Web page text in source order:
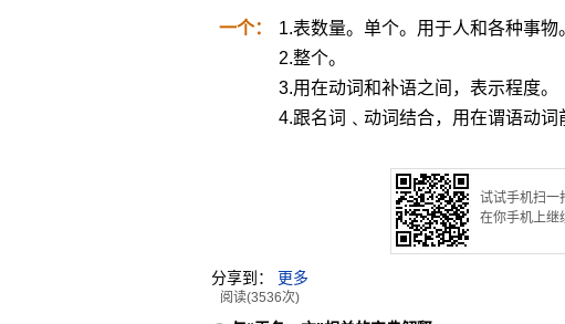
一个：
1.表数量。单个。用于人和各种事物。
2.整个。
3.用在动词和补语之间，表示程度。
4.跟名词﹑动词结合，用在谓语动词
试试手机扫一
在你手机上继
分享到： 更多
阅读(3536次)